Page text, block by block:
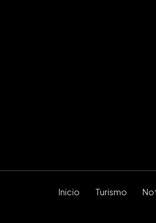
Inicio Turismo